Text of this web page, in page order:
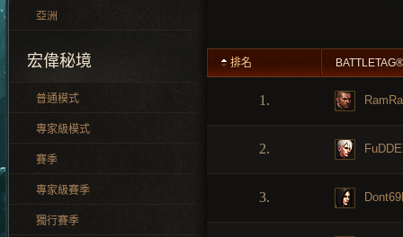
亞洲
宏偉秘境
普通模式
專家級模式
賽季
專家級賽季
獨行賽季
排名 BATTLETAG®
1.
2.
3.